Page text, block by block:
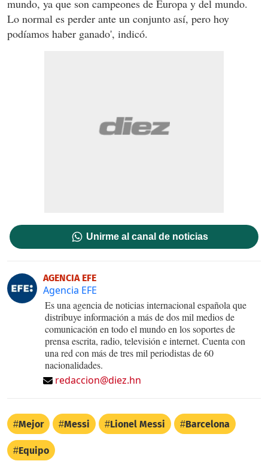
mundo, ya que son campeones de Europa y del mundo.
Lo normal es perder ante un conjunto así, pero hoy
podíamos haber ganado', indicó.
Unirme al canal de noticias
AGENCIA EFE
Agencia EFE
Es una agencia de noticias internacional española que
distribuye información a más de dos mil medios de
comunicación en todo el mundo en los soportes de
prensa escrita, radio, televisión e internet. Cuenta con
una red con más de tres mil periodistas de 60
nacionalidades.
redaccion@diez.hn
Mejor Messi Lionel Messi Barcelona
Equipo